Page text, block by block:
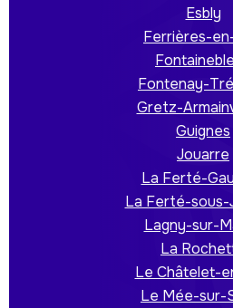
Esbly
Ferrières-
Fontenay-
Gretz-
Guignes
Jouarre
La Ferté-
La Ferté-sous-
Lagny-sur-
La
Le Châtelet-
Le Mée-sur-